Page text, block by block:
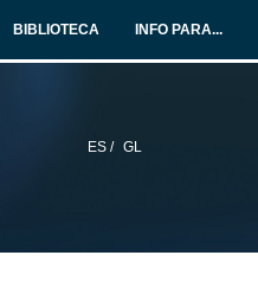
BIBLIOTECA INFO PARA...
ES / GL
Quenda de preguntas